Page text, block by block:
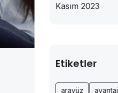
Kasım 2023
Etiketler
arayüz avantaj